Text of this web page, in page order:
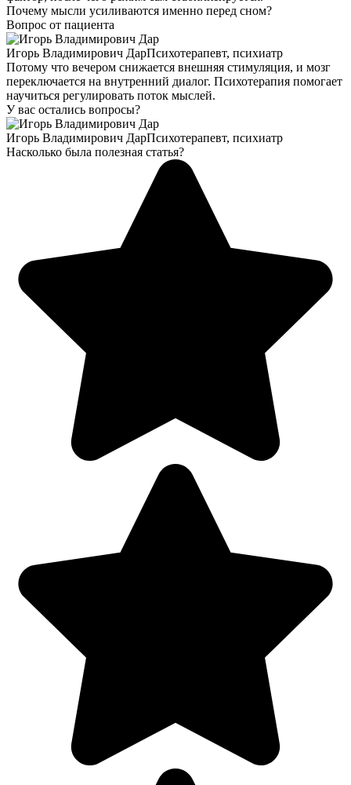
Почему мысли усиливаются именно перед сном?
Вопрос от пациента
Игорь Владимирович ДарПсихотерапевт, психиатр
Потому что вечером снижается внешняя стимуляция, и мозг
переключается на внутренний диалог. Психотерапия помогает
научиться регулировать поток мыслей.
У вас остались вопросы?
Игорь Владимирович ДарПсихотерапевт, психиатр
Насколько была полезная статья?